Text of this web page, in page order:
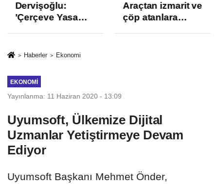
Dervişoğlu:
'Çerçeve Yasa
ve İhanet
Araçtan izmarit ve
çöp atanlara
Haberler Ekonomi
EKONOMI
Yayınlanma: 11 Haziran 2020 - 13:09
Uyumsoft, Ülkemize Dijital
Uzmanlar Yetiştirmeye Devam
Ediyor
Uyumsoft Başkanı Mehmet Önder,